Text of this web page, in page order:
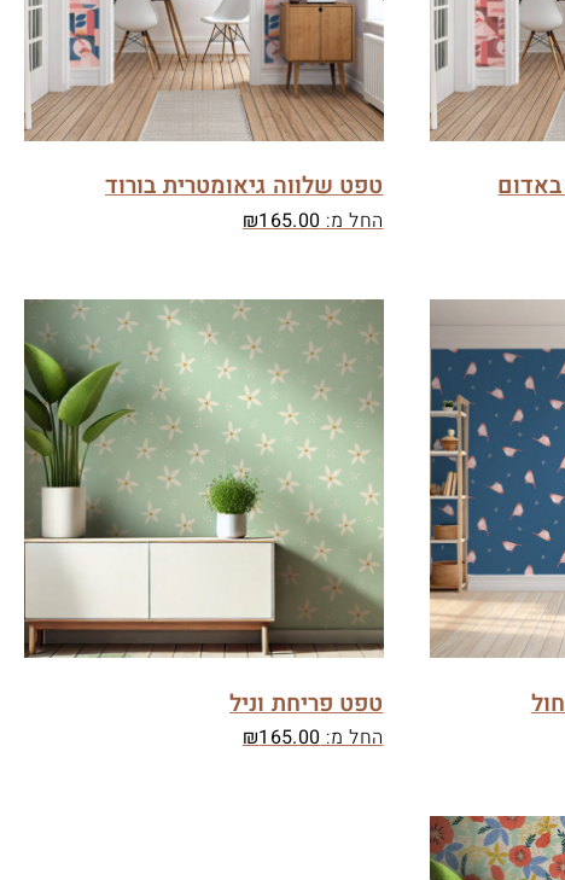
טפט שלווה גיאומטרית בורוד
החל מ: ₪165.00
טפט פריחת וניל
החל מ: ₪165.00